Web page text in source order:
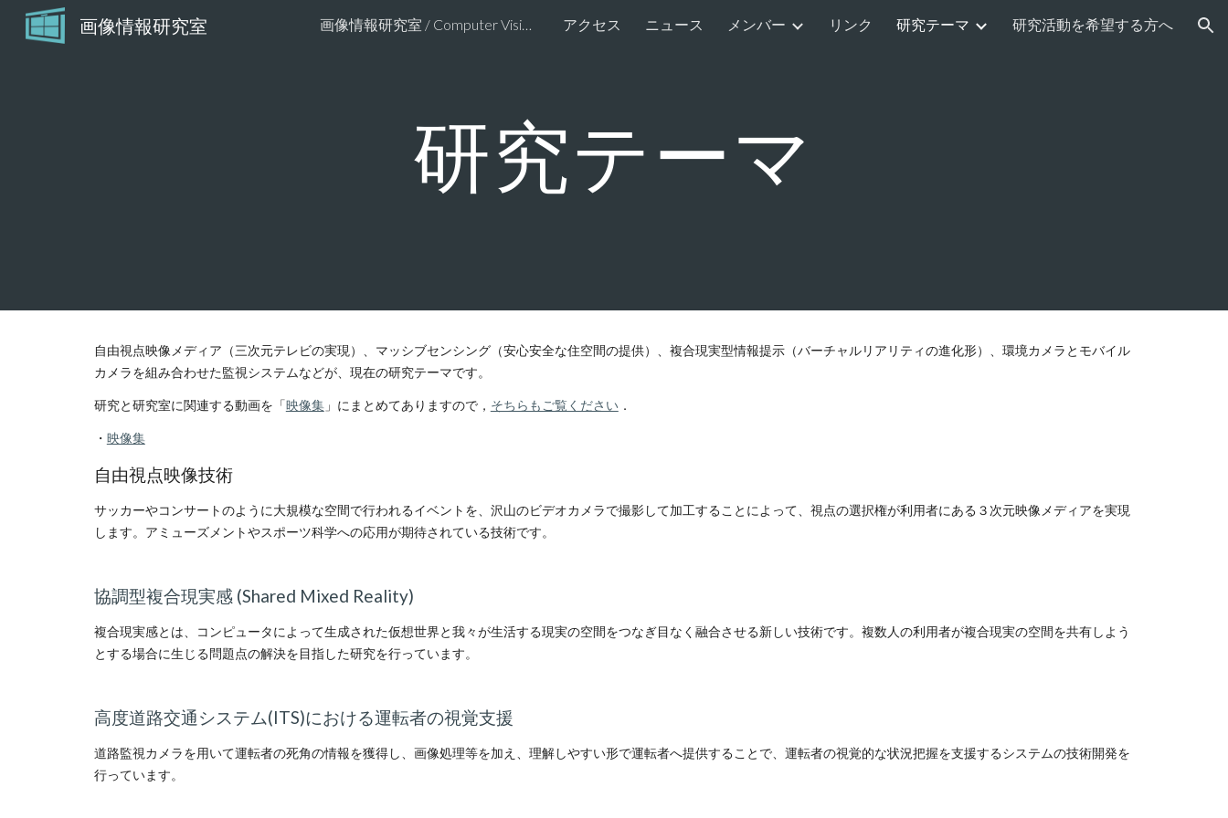
Skip to main content Skip to navigation
画像情報研究室 画像情報研究室 / Computer Vision and Image Media Lab. アクセス ニュース メンバー リンク 研究テーマ 研究活動を希望する方へ
研究テーマ
自由視点映像メディア（三次元テレビの実現）、マッシブセンシング（安心安全な住空間の提供）、複合現実型情報提示（バーチャルリアリティの進化形）、環境カメラとモバイル
カメラを組み合わせた監視システムなどが、現在の研究テーマです。
研究と研究室に関連する動画を「映像集」にまとめてありますので， そちらもご覧ください．
・ 映像集
自由視点映像技術
サッカーやコンサートのように大規模な空間で行われるイベントを、沢山のビデオカメラで撮影して加工することによって、視点の選択権が利用者にある３次元映像メディアを実現
します。アミューズメントやスポーツ科学への応用が期待されている技術です。
協調型複合現実感 (Shared Mixed Reality)
複合現実感とは、コンピュータによって生成された仮想世界と我々が生活する現実の空間をつなぎ目なく融合させる新しい技術です。複数人の利用者が複合現実の空間を共有しよう
とする場合に生じる問題点の解決を目指した研究を行っています。
高度道路交通システム(ITS)における運転者の視覚支援
道路監視カメラを用いて運転者の死角の情報を獲得し、画像処理等を加え、理解しやすい形で運転者へ提供することで、運転者の視覚的な状況把握を支援するシステムの技術開発を
行っています。